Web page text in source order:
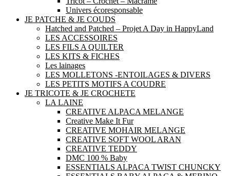
Univers écoresponsable
JE PATCHE & JE COUDS
Hatched and Patched – Projet A Day in HappyLand
LES ACCESSOIRES
LES FILS A QUILTER
LES KITS & FICHES
Les lainages
LES MOLLETONS -ENTOILAGES & DIVERS
LES PETITS MOTIFS A COUDRE
JE TRICOTE & JE CROCHETE
LA LAINE
CREATIVE ALPACA MELANGE
Creative Make It Fur
CREATIVE MOHAIR MELANGE
CREATIVE SOFT WOOL ARAN
CREATIVE TEDDY
DMC 100 % Baby
ESSENTIALS ALPACA TWIST CHUNCKY